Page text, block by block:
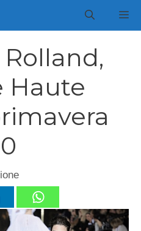
Haute